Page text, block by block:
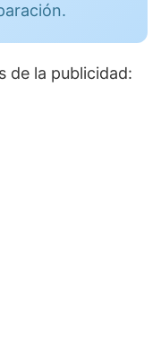
de la publicidad: